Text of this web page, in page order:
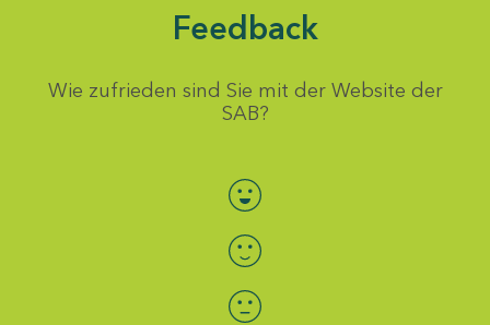
Feedback
Wie zufrieden sind Sie mit der Website der
SAB?
Bewertung auswählen